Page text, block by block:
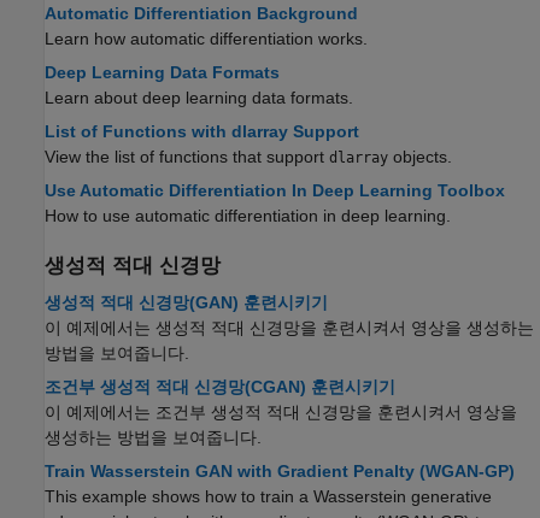
Automatic Differentiation Background
Learn how automatic differentiation works.
Deep Learning Data Formats
Learn about deep learning data formats.
List of Functions with dlarray Support
View the list of functions that support dlarray objects.
Use Automatic Differentiation In Deep Learning Toolbox
How to use automatic differentiation in deep learning.
생성적 적대 신경망
생성적 적대 신경망(GAN) 훈련시키기
이 예제에서는 생성적 적대 신경망을 훈련시켜서 영상을 생성하는
방법을 보여줍니다.
조건부 생성적 적대 신경망(CGAN) 훈련시키기
이 예제에서는 조건부 생성적 적대 신경망을 훈련시켜서 영상을
생성하는 방법을 보여줍니다.
Train Wasserstein GAN with Gradient Penalty (WGAN-GP)
This example shows how to train a Wasserstein generative